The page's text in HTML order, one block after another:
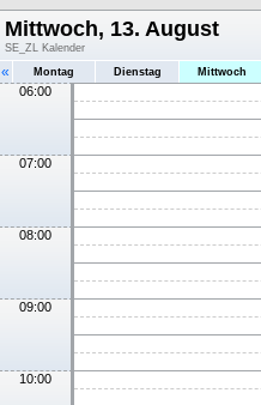
Mittwoch, 13. August
SE_ZL Kalender
« Montag Dienstag Mittwoch
06:00
07:00
08:00
09:00
10:00